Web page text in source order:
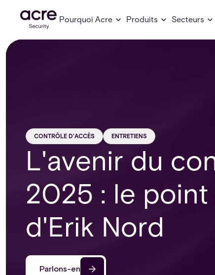
Pourquoi Acre Produits Secteurs
CONTRÔLE D'ACCÈS ENTRETIENS
L'avenir du
2025 : le
d'Erik Nord
Parlons-en